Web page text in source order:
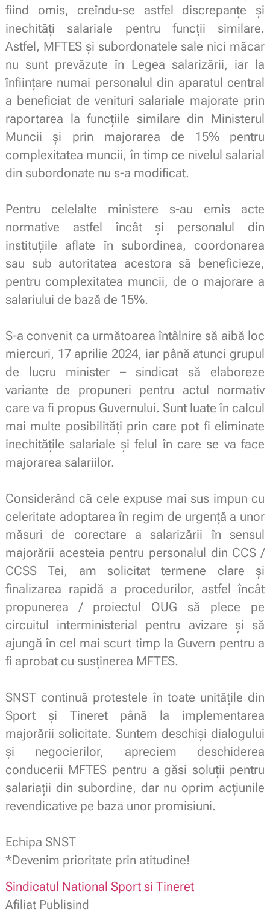
fiind omis, creîndu-se astfel discrepanțe
și
inechități salariale pentru funcții similare.
Astfel, MFTES și subordonatele sale nici măcar
nu sunt prevăzute în Legea salarizării, iar la
înființare numai personalul din aparatul central
a beneficiat de venituri salariale majorate prin
raportarea
la funcțiile similare din Ministerul
Muncii și prin majorarea de 15% pentru
complexitatea muncii,în timp ce nivelul salarial
din subordonate nu s-a modificat.
Pentru celelalte ministere s-au emis acte
normative astfelîncâtși personalul din
instituțiile aflate în subordinea, coordonarea
sau sub autoritatea acestora să beneficieze,
pentru complexitatea muncii, de o majorare a
salariului de bază de 15%.
S-a convenit ca următoarea întâlnire să aibă loc
miercuri, 17 aprilie 2024, iar până atunci grupul
de lucru minister – sindicat să elaboreze
variante de propuneri pentru actul normativ
care va fi propus Guvernului. Sunt luate în calcul
mai multe posibilități prin care pot fi eliminate
inechitățile salariale și felul în care se va face
majorarea salariilor.
Considerând că cele expuse mai sus impun cu
celeritate adoptareaîn regim de urgență a unor
măsuri de corectare a salarizării în sensul
majorării acesteia pentru personalul din CCS/
CCSS Tei, am solicitat termene clare și
finalizarea rapidă a procedurilor, astfel încât
propunerea / proiectul OUG să plece pe
circuitul interministerial pentru avizare și să
ajungă în cel mai scurt timp la Guvern pentru a
fi aprobat cu susținerea MFTES.
SNST continuă protestele în toate unitățile din
Sport și Tineret până la implementarea
majorării solicitate. Suntem deschiși dialogului
și negocierilor, apreciem deschiderea
conducerii MFTES pentru a găsi soluții pentru
salariații din subordine, dar nu oprim acțiunile
revendicative pe baza unor promisiuni.
Echipa SNST
*Devenim prioritate prin atitudine!
Sindicatul National Sport si Tineret
Afiliat Publisind